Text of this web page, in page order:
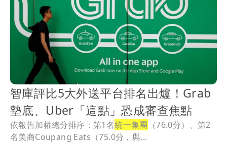
智庫評比5大外送平台排名出爐！Grab
墊底、Uber「這點」恐成審查焦點
依報告加權總分排序：第1名統一集團 （76.0分）、第2
名美商Coupang Eats（75.0分，與...